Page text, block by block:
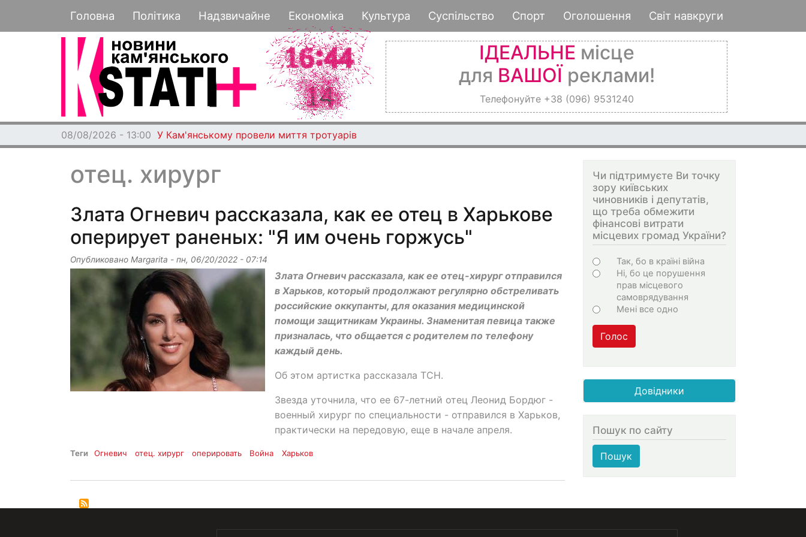
к
основному
Основная навигация
Головна Політика Надзвичайне Економіка Культура Суспільство Спорт Оголошення Світ навкруги
ІДЕАЛЬНЕ місце
для ВАШОЇ реклами!
Телефонуйте +38 (096) 9531240
08/08/2026 - 13:00 У Кам'янському провели миття тротуарів
отец. хирург
Злата Огневич рассказала, как ее отец в Харькове
оперирует раненых: "Я им очень горжусь"
Опубликовано Margarita - пн, 06/20/2022 - 07:14
Злата Огневич рассказала, как ее отец-хирург отправился
в Харьков, который продолжают регулярно обстреливать
российские оккупанты, для оказания медицинской
помощи защитникам Украины. Знаменитая певица также
призналась, что общается с родителем по телефону
каждый день.
Об этом артистка рассказала ТСН.
Звезда уточнила, что ее 67-летний отец Леонид Бордюг -
военный хирург по специальности - отправился в Харьков,
практически на передовую, еще в начале апреля.
Теги Огневич отец. хирург оперировать Война Харьков
Чи підтримуєте Ви точку
зору київських
чиновників і депутатів,
що треба обмежити
фінансові витрати
місцевих громад України?
Choices
Так, бо в країні війна
Ні, бо це порушення
прав місцевого
самоврядування
Мені все одно
Голос
Довідники
Пошук по сайту
Пошук